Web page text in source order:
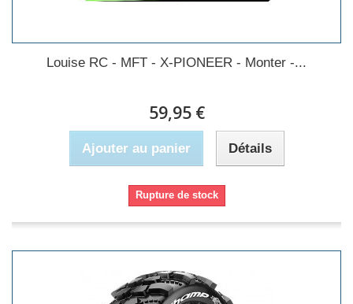
Louise RC - MFT - X-PIONEER - Monter -...
59,95 €
Ajouter au panier Détails
Rupture de stock